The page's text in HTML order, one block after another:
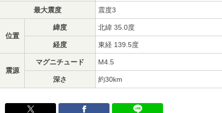
最大震度 震度3
位置
緯度 北緯 35.0度
経度 東経 139.5度
震源
マグニチュード M4.5
深さ 約30km